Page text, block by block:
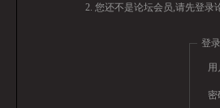
您还不是论坛会员,请先登录
登录
用
密